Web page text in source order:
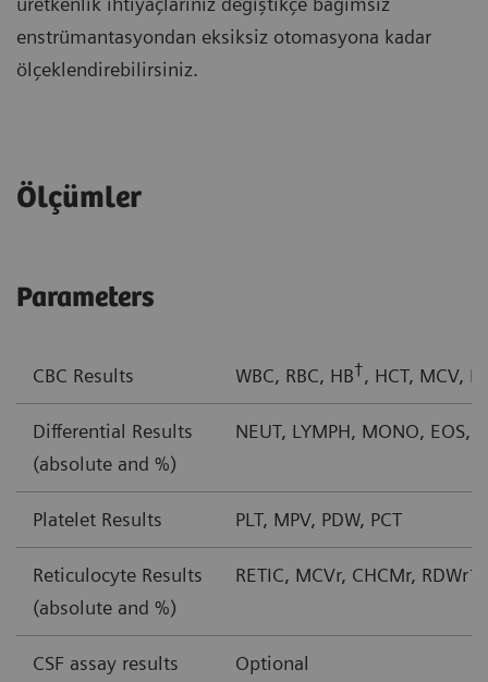
enstrümantasyondan eksiksiz otomasyona kadar
ölçeklendirebilirsiniz.
Ölçümler
Parameters
CBC Results WBC, RBC, HB†, HCT, MCV,
Differential Results
(absolute and %)
NEUT, LYMPH, MONO, EOS,
Platelet Results PLT, MPV, PDW, PCT
Reticulocyte Results
(absolute and %)
RETIC, MCVr, CHCMr,
CSF assay results Optional